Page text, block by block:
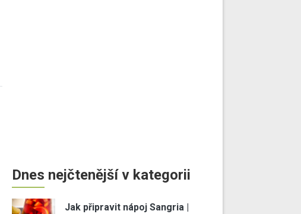
Dnes nejčtenější v kategorii
Jak připravit nápoj Sangria |